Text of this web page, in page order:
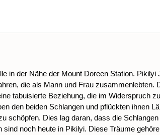
in der Nähe der Mount Doreen Station.
die als Mann und Frau zusammenlebten.
tabuisierte Beziehung, die im Widerspruch
den beiden Schlangen und pflückten ihnen
schöpfen. Dies lag daran, dass die
noch heute in Pikilyi. Diese Träume